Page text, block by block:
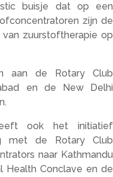
buisje dat op een
zijn de
zuurstoftherapie op
aan de Rotary Club
en de New Delhi
ook het initiatief
met de Rotary Club
naar Kathmandu
Health Conclave en de